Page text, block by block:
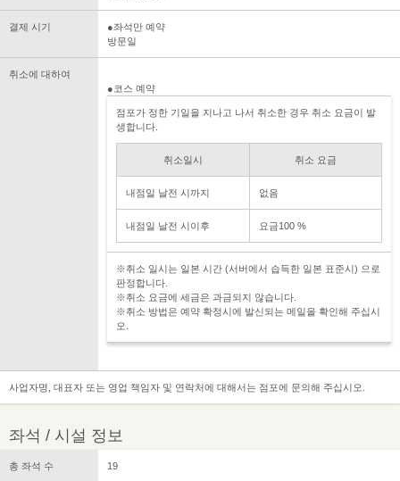
결제 시기
●좌석만 예약
방문일
취소에 대하여
●코스 예약
점포가 정한 기일을 지나고 나서 취소한 경우 취소 요금이 발
생합니다.
취소일시 취소 요금
내점일 날전 시까지 없음
내점일 날전 시이후 요금100 %
※취소 일시는 일본 시간 (서버에서 습득한 일본 표준시) 으로
판정합니다.
※취소 요금에 세금은 과금되지 않습니다.
※취소 방법은 예약 확정시에 발신되는 메일을 확인해 주십시
오.
사업자명, 대표자 또는 영업 책임자 및 연락처에 대해서는 점포에 문의해 주십시오.
좌석 / 시설 정보
총 좌석 수 19